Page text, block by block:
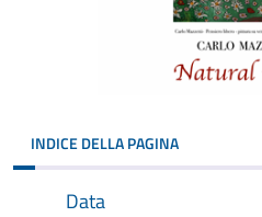
INDICE DELLA PAGINA
Data